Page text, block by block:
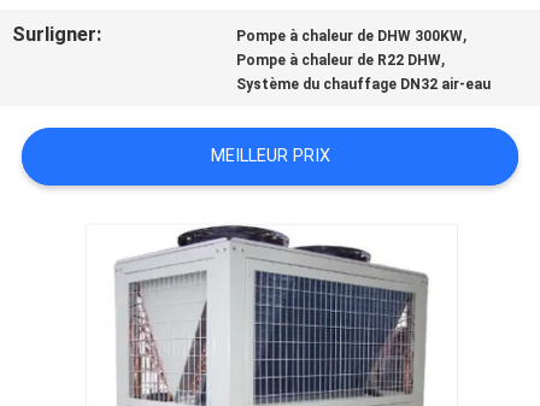
QUALITÉ
NOUS
CONTACTER
NOUVELLES
AFFAIRES
Surligner: Pompe à chaleur de DHW 300KW,
Pompe à chaleur de R22 DHW,
Système du chauffage DN32 air-eau
MEILLEUR PRIX